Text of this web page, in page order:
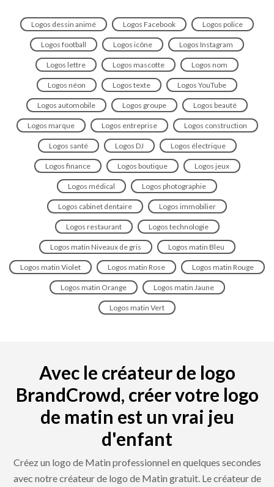
Logos dessin animé Logos Facebook Logos police
Logos football Logos icône Logos Instagram
Logos lettre Logos mascotte Logos nom
Logos néon Logos texte Logos YouTube
Logos automobile Logos groupe Logos beauté
Logos marque Logos entreprise Logos construction
Logos santé Logos DJ Logos électrique
Logos finance Logos boutique Logos jeux
Logos médical Logos photographie
Logos cabinet dentaire Logos immobilier
Logos restaurant Logos technologie
Logos matin Niveaux de gris Logos matin Bleu
Logos matin Violet Logos matin Rose Logos matin Rouge
Logos matin Orange Logos matin Jaune
Logos matin Vert
Avec le créateur de logo
BrandCrowd, créer votre logo
de matin est un vrai jeu
d'enfant
Créez un logo de Matin professionnel en quelques secondes
avec notre créateur de logo de Matin gratuit. Le créateur de